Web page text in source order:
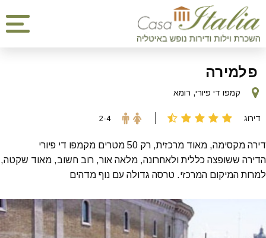
פלמירה
דירוג 2-4
קמפו די פיורי, רומא
דירה מקסימה, מאוד מרכזית, רק 50 מטרים מקמפו די פיורי
הדירה ששופצה כללית ולאחרונה, מלאה אור, רוב חשוב, מאוד שקטה,
למרות המיקום המרכזי. טרסה גדולה עם נוף מדהים